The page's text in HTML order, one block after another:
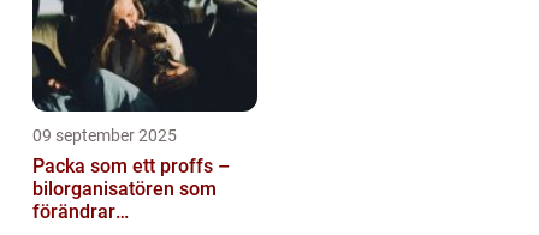
09 september 2025
Packa som ett proffs –
bilorganisatören som
förändrar